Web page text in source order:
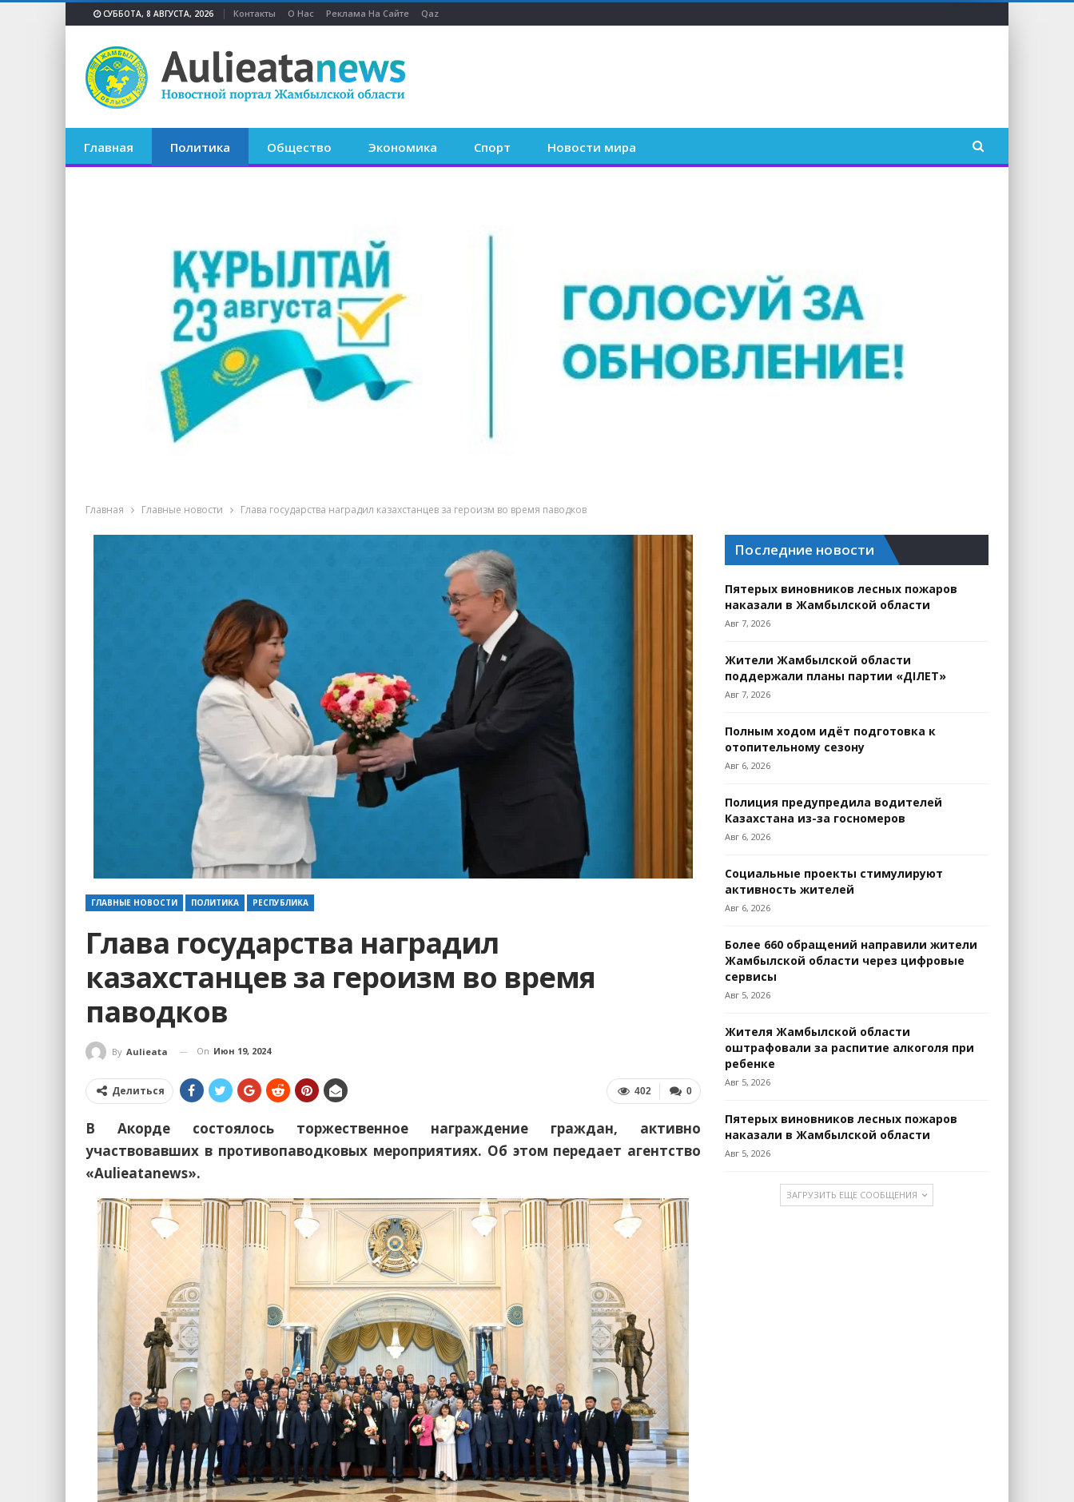
СУББОТА, 8 АВГУСТА, 2026 Контакты О Нас Реклама На Сайте Qaz
Главная Политика Общество Экономика Спорт Новости мира
Главная Главные новости Глава государства наградил казахстанцев за героизм во время паводков
ГЛАВНЫЕ НОВОСТИ ПОЛИТИКА РЕСПУБЛИКА
Глава государства наградил
казахстанцев за героизм во время
паводков
By Aulieata On Июн 19, 2024
0
402
Делиться
В Акорде состоялось торжественное награждение граждан, активно
участвовавших в противопаводковых мероприятиях. Об этом передает агентство
«Aulieatanews».
Последние новости
Пятерых виновников лесных пожаров
наказали в Жамбылской области
Авг 7, 2026
Жители Жамбылской области
поддержали планы партии «ӘДІЛЕТ»
Авг 7, 2026
Полным ходом идёт подготовка к
отопительному сезону
Авг 6, 2026
Полиция предупредила водителей
Казахстана из-за госномеров
Авг 6, 2026
Социальные проекты стимулируют
активность жителей
Авг 6, 2026
Более 660 обращений направили жители
Жамбылской области через цифровые
сервисы
Авг 5, 2026
Жителя Жамбылской области
оштрафовали за распитие алкоголя при
ребенке
Авг 5, 2026
Пятерых виновников лесных пожаров
наказали в Жамбылской области
Авг 5, 2026
ЗАГРУЗИТЬ ЕЩЕ СООБЩЕНИЯ